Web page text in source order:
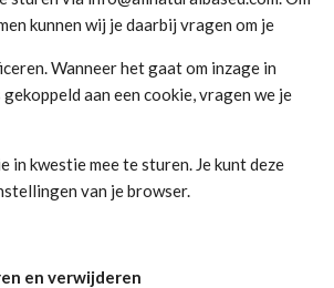
kunnen wij je daarbij vragen om je
Wanneer het gaat om inzage in
aan een cookie, vragen we je
in kwestie mee te sturen. Je kunt deze
van je browser.
en verwijderen